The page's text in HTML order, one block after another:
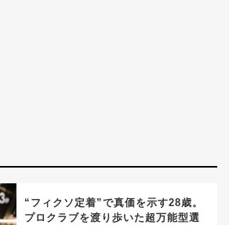
“フィクソ定着”で真価を示す28歳。
プロクラブを渡り歩いた超万能型選